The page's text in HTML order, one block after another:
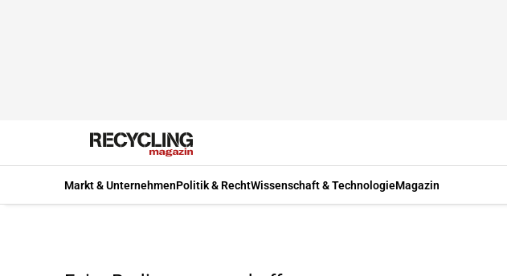
Markt & UnternehmenPolitik & RechtWissenschaft & TechnologieMagazin